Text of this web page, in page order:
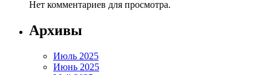
Нет комментариев для просмотра.
Архивы
Июль 2025
Июнь 2025